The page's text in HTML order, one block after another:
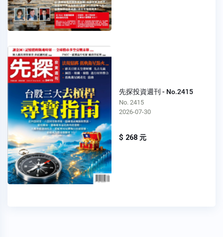
先探投資週刊 - No.2415
No. 2415
2026-07-30
$ 268 元